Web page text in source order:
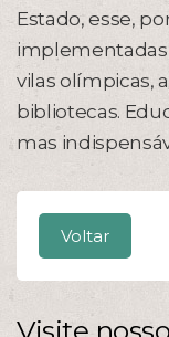
Estado, esse,
vilas olímpicas,
bibliotecas.
mas
Voltar
Visite